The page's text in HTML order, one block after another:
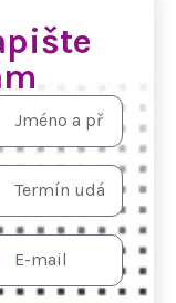
takové jsou
zajistí
Vašeho